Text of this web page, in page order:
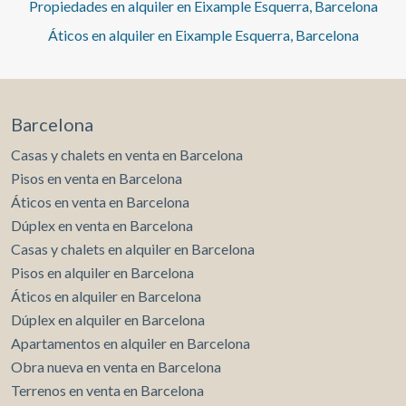
por conductos • Suelos de parquet, que aportan calidez •
Persianas eléctricas • Excelente aislamiento y
cerramientos • Todo nuevo, impecable y a estrenar Un
ofrece el bienestar de una vivienda contemporánea,
tranquilidad y máxima comodidad, rodeado de la mejor
oferta de comercios, gastronomía, servicios y conexiones,
en una de las ubicaciones más deseadas de la ciudad.* En
cumplimiento de la Ley 12/2023 y la Ley 18/2007
la presente propiedad no existe certificado informativo
estatal de referencia de precios de alquiler.No consta
contrato de arrendamiento de vivienda en los últimos 5
años.Este propietario ostenta la condición de gran
tenedor.
Propiedades en alquiler en Eixample Esquerra, Barcelona
Áticos en alquiler en Eixample Esquerra, Barcelona
Barcelona
Casas y chalets en venta en Barcelona
Pisos en venta en Barcelona
Áticos en venta en Barcelona
Dúplex en venta en Barcelona
Casas y chalets en alquiler en Barcelona
Pisos en alquiler en Barcelona
Áticos en alquiler en Barcelona
Dúplex en alquiler en Barcelona
Apartamentos en alquiler en Barcelona
Obra nueva en venta en Barcelona
Terrenos en venta en Barcelona